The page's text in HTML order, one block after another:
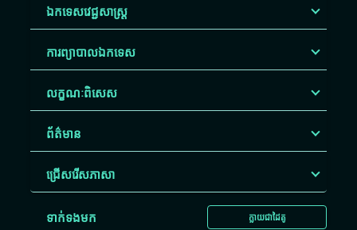
ឯកទេសវេជ្ជសាស្ត្រ
ការព្យាបាលឯកទេស
លក្ខណៈពិសេស
ព័ត៌មាន
ជ្រើសរើស​ភាសា
ក្លាយជាដៃគូ
ទាក់ទងមក